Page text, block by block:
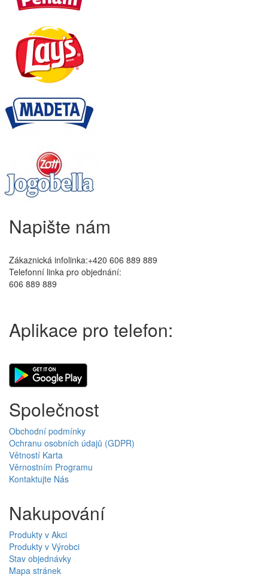
Napište nám
Zákaznická infolinka:+420 606 889 889
Telefonní linka pro objednání:
606 889 889
Aplikace pro telefon:
Společnost
Obchodní podmínky
Ochranu osobních údajů (GDPR)
Větností Karta
Věrnostním Programu
Kontaktujte Nás
Nakupování
Produkty v Akci
Produkty v Výrobci
Stav objednávky
Mapa stránek